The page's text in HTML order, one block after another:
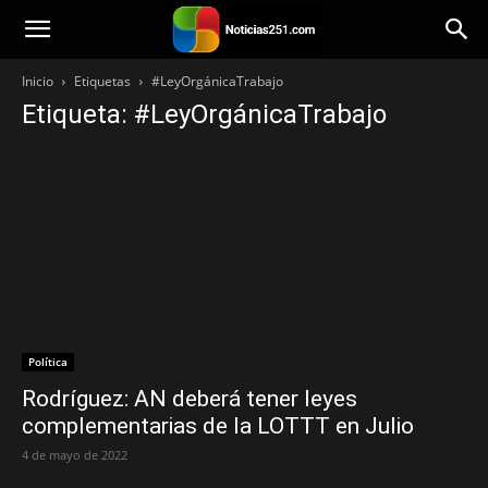
Noticias251
Inicio Etiquetas #LeyOrgánicaTrabajo
Etiqueta: #LeyOrgánicaTrabajo
Política
Rodríguez: AN deberá tener leyes
complementarias de la LOTTT en Julio
4 de mayo de 2022